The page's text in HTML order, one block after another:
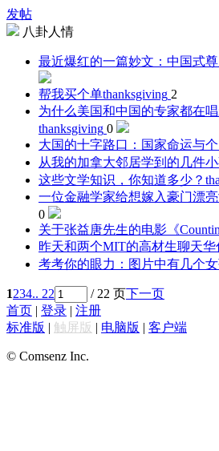
发帖
八卦人情
最近爆红的一篇妙文：中国式
帮我买个单thanksgiving 2
为什么美国和中国的专家都在
thanksgiving 0
大国的十字路口：国家命运与
从我的加拿大邻居学到的几件
这些文学知识，你知道多少？
一位金融学家给想嫁入豪门漂
0
关于张益唐先生的电影《
昨天和两个MIT的高材生聊天华
考考你的眼力：图片中有几个女
1234.. 22 / 22 页下一页
首页 | 登录 | 注册
标准版 | 触屏版 | 电脑版 | 客户端
© Comsenz Inc.